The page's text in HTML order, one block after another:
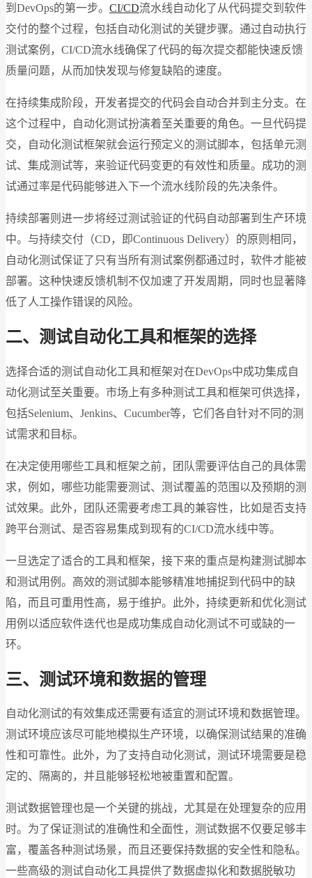
到DevOps的第一步。 CI/CD流水线自动化了从代码提交到软件
交付的整个过程，包括自动化测试的关键步骤。通过自动执行
测试案例，CI/CD流水线确保了代码的每次提交都能快速反馈
质量问题，从而加快发现与修复缺陷的速度。
在持续集成阶段，开发者提交的代码会自动合并到主分支。在
这个过程中，自动化测试扮演着至关重要的角色。一旦代码提
交，自动化测试框架就会运行预定义的测试脚本，包括单元测
试、集成测试等，来验证代码变更的有效性和质量。成功的测
试通过率是代码能够进入下一个流水线阶段的先决条件。
持续部署则进一步将经过测试验证的代码自动部署到生产环境
中。与持续交付（CD，即Continuous Delivery）的原则相同，
自动化测试保证了只有当所有测试案例都通过时，软件才能被
部署。这种快速反馈机制不仅加速了开发周期，同时也显著降
低了人工操作错误的风险。
二、测试自动化工具和框架的选择
选择合适的测试自动化工具和框架对在DevOps中成功集成自
动化测试至关重要。市场上有多种测试工具和框架可供选择，
包括Selenium、Jenkins、Cucumber等，它们各自针对不同的测
试需求和目标。
在决定使用哪些工具和框架之前，团队需要评估自己的具体需
求，例如，哪些功能需要测试、测试覆盖的范围以及预期的测
试效果。此外，团队还需要考虑工具的兼容性，比如是否支持
跨平台测试、是否容易集成到现有的CI/CD流水线中等。
一旦选定了适合的工具和框架，接下来的重点是构建测试脚本
和测试用例。高效的测试脚本能够精准地捕捉到代码中的缺
陷，而且可重用性高，易于维护。此外，持续更新和优化测试
用例以适应软件迭代也是成功集成自动化测试不可或缺的一
环。
三、测试环境和数据的管理
自动化测试的有效集成还需要有适宜的测试环境和数据管理。
测试环境应该尽可能地模拟生产环境，以确保测试结果的准确
性和可靠性。此外，为了支持自动化测试，测试环境需要是稳
定的、隔离的，并且能够轻松地被重置和配置。
测试数据管理也是一个关键的挑战，尤其是在处理复杂的应用
时。为了保证测试的准确性和全面性，测试数据不仅要足够丰
富，覆盖各种测试场景，而且还要保持数据的安全性和隐私。
一些高级的测试自动化工具提供了数据虚拟化和数据脱敏功